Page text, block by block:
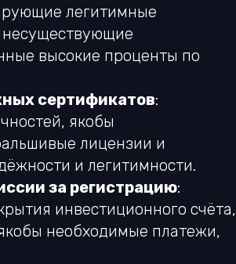
легитимные
несуществующие
высокие проценты по
сертификатов:
якобы
лицензии и
и легитимности.
за регистрацию:
инвестиционного счёта,
необходимые платежи,